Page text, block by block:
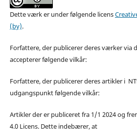
Dette værk er under følgende licens
(by).
Forfattere, der publicerer deres værker via
accepterer følgende vilkår:
Forfattere, der publicerer deres artikler i
udgangspunkt følgende vilkår:
Artikler der er publiceret fra 1/1 2024 og
4.0 Licens. Dette indebærer, at